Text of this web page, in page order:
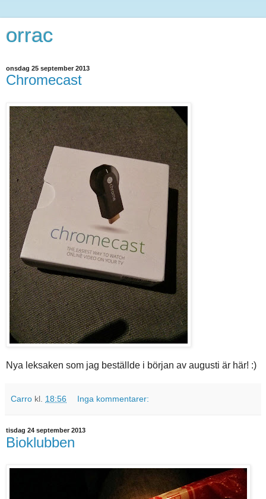
orrac
onsdag 25 september 2013
Chromecast
Nya leksaken som jag beställde i början av augusti är här! :)
Carro kl. 18:56 Inga kommentarer:
tisdag 24 september 2013
Bioklubben